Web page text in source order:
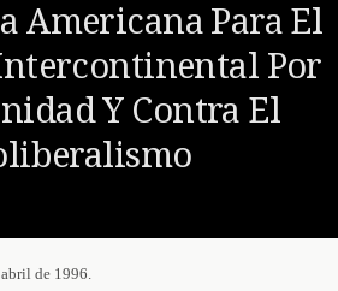
Americana Para El
Por
Y Contra El
de 1996.